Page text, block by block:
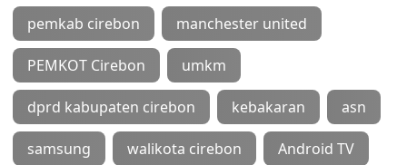
pemkab cirebon manchester united
PEMKOT Cirebon umkm
dprd kabupaten cirebon kebakaran asn
samsung walikota cirebon Android TV